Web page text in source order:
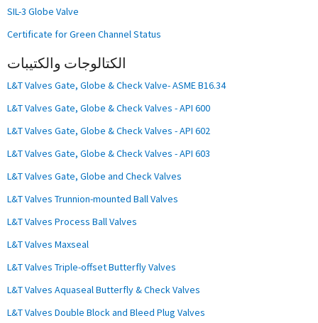
SIL-3 Globe Valve
Certificate for Green Channel Status
الكتالوجات والكتيبات
L&T Valves Gate, Globe & Check Valve- ASME B16.34
L&T Valves Gate, Globe & Check Valves - API 600
L&T Valves Gate, Globe & Check Valves - API 602
L&T Valves Gate, Globe & Check Valves - API 603
L&T Valves Gate, Globe and Check Valves
L&T Valves Trunnion-mounted Ball Valves
L&T Valves Process Ball Valves
L&T Valves Maxseal
L&T Valves Triple-offset Butterfly Valves
L&T Valves Aquaseal Butterfly & Check Valves
L&T Valves Double Block and Bleed Plug Valves